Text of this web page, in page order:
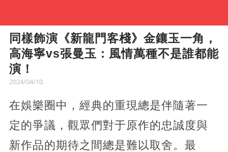
同樣飾演《新龍門客棧》金鑲玉一角，
高海寧vs張曼玉：風情萬種不是誰都能
演！
2024/04/10
在娛樂圈中，經典的重現總是伴隨著一
定的爭議，觀眾們對于原作的忠誠度與
新作品的期待之間總是難以取舍。最